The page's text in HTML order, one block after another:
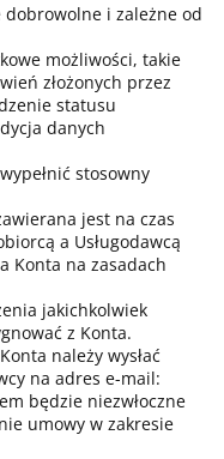
dobrowolne i zależne od
możliwości, takie
złożonych przez
statusu
danych
stosowny
jest na czas
a Usługodawcą
Konta na zasadach
jakichkolwiek
z Konta.
należy wysłać
na adres e-mail:
będzie niezwłoczne
umowy w zakresie